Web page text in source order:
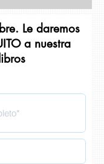
Le daremos
a nuestra